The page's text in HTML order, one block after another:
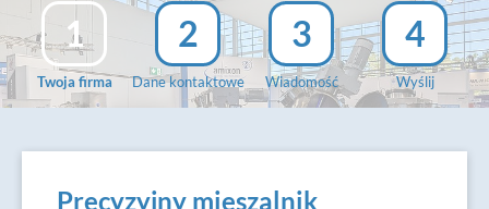
1
Twoja firma
2
Dane kontaktowe
3
Wiadomość
4
Wyślij
Precyzyjny mieszalnik